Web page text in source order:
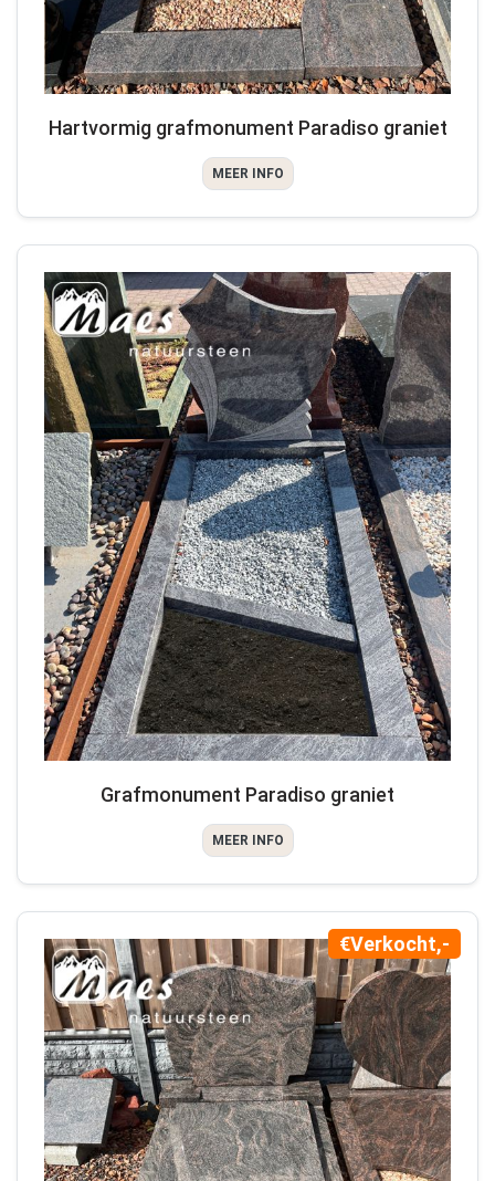
Hartvormig grafmonument Paradiso graniet
MEER INFO
Grafmonument Paradiso graniet
MEER INFO
€Verkocht,-